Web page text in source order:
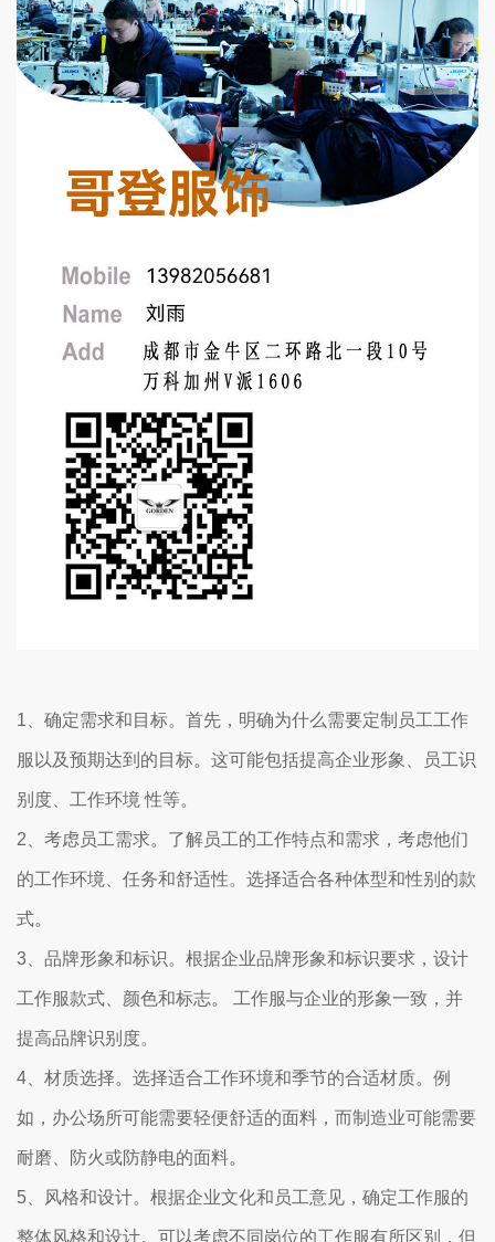
1、确定需求和目标。首先，明确为什么需要定制员工工作
服以及预期达到的目标。这可能包括提高企业形象、员工识
别度、工作环境 性等。
2、考虑员工需求。了解员工的工作特点和需求，考虑他们
的工作环境、任务和舒适性。选择适合各种体型和性别的款
式。
3、品牌形象和标识。根据企业品牌形象和标识要求，设计
工作服款式、颜色和标志。 工作服与企业的形象一致，并
提高品牌识别度。
4、材质选择。选择适合工作环境和季节的合适材质。例
如，办公场所可能需要轻便舒适的面料，而制造业可能需要
耐磨、防火或防静电的面料。
5、风格和设计。根据企业文化和员工意见，确定工作服的
整体风格和设计。可以考虑不同岗位的工作服有所区别，但